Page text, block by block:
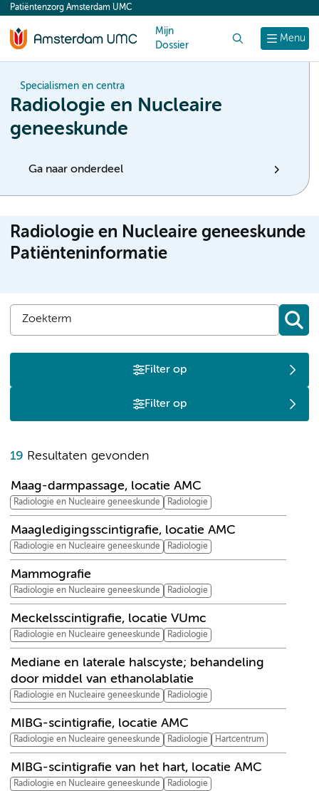
content
Menu
Patiëntenzorg Amsterdam UMC
Mijn
Dossier
Specialismen en centra
Radiologie en Nucleaire
geneeskunde
Ga naar onderdeel
Radiologie en Nucleaire geneeskunde
Patiënteninformatie
Filter op
Filter op
19 Resultaten gevonden
Maag-darmpassage, locatie AMC
Radiologie en Nucleaire geneeskunde Radiologie
Maagledigingsscintigrafie, locatie AMC
Radiologie en Nucleaire geneeskunde Radiologie
Mammografie
Radiologie en Nucleaire geneeskunde Radiologie
Meckelsscintigrafie, locatie VUmc
Radiologie en Nucleaire geneeskunde Radiologie
Mediane en laterale halscyste; behandeling
door middel van ethanolablatie
Radiologie en Nucleaire geneeskunde Radiologie
MIBG-scintigrafie, locatie AMC
Radiologie en Nucleaire geneeskunde Radiologie Hartcentrum
MIBG-scintigrafie van het hart, locatie AMC
Radiologie en Nucleaire geneeskunde Radiologie